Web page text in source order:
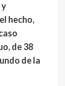
y
hecho,
de 38
de la